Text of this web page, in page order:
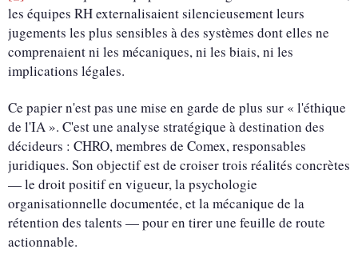
les équipes RH externalisaient silencieusement leurs
jugements les plus sensibles à des systèmes dont elles ne
comprenaient ni les mécaniques, ni les biais, ni les
implications légales.
Ce papier n'est pas une mise en garde de plus sur « l'éthique
de l'IA ». C'est une analyse stratégique à destination des
décideurs : CHRO, membres de Comex, responsables
juridiques. Son objectif est de croiser trois réalités concrètes
— le droit positif en vigueur, la psychologie
organisationnelle documentée, et la mécanique de la
rétention des talents — pour en tirer une feuille de route
actionnable.